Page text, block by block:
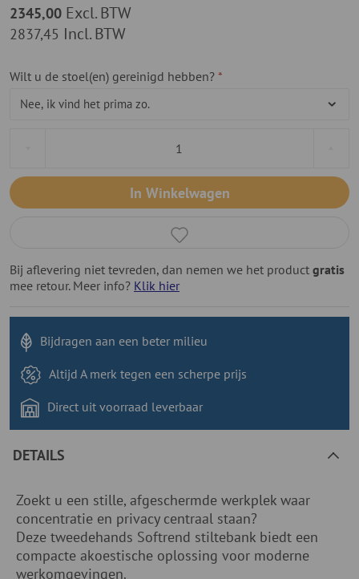
2837,45 Incl. BTW
2345,00 Excl. BTW
Wilt u de stoel(en) gereinigd hebben?
In Winkelwagen
Bij aflevering niet tevreden, dan nemen we het product gratis
mee retour. Meer info? Klik hier
Bijdragen aan een beter milieu
Altijd A merk tegen een scherpe prijs
Direct uit voorraad leverbaar
DETAILS
Zoekt u een stille, afgeschermde werkplek waar
concentratie en privacy centraal staan?
Deze tweedehands Softrend stiltebank biedt een
compacte akoestische oplossing voor moderne
werkomgevingen.